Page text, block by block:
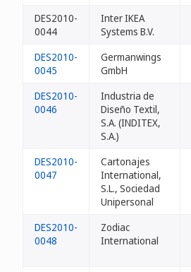
DES2010-
0044
Inter IKEA
Systems B.V.
DES2010-
0045
Germanwings
GmbH
DES2010-
0046
Industria de
Diseño Textil,
S.A. (INDITEX,
S.A.)
DES2010-
0047
Cartonajes
International,
S.L., Sociedad
Unipersonal
DES2010-
0048
Zodiac
International